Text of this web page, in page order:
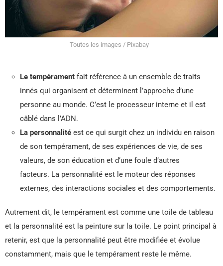
Toutes les images / Pixabay
Le tempérament fait référence à un ensemble de traits
innés qui organisent et déterminent l’approche d’une
personne au monde. C’est le processeur interne et il est
câblé dans l’ADN.
La personnalité est ce qui surgit chez un individu en raison
de son tempérament, de ses expériences de vie, de ses
valeurs, de son éducation et d’une foule d’autres
facteurs. La personnalité est le moteur des réponses
externes, des interactions sociales et des comportements.
Autrement dit, le tempérament est comme une toile de tableau
et la personnalité est la peinture sur la toile. Le point principal à
retenir, est que la personnalité peut être modifiée et évolue
constamment, mais que le tempérament reste le même.